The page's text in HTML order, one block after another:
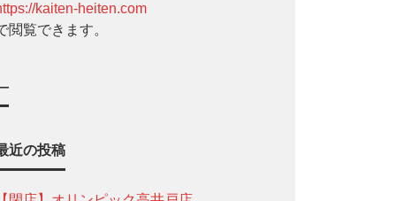
kaiten-heiten.com
閲覧できます。
近の投稿